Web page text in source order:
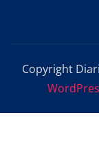
Copyright